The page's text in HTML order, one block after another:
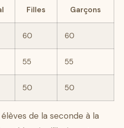
Filles Garçons
60 60
55 55
50 50
de la seconde à la